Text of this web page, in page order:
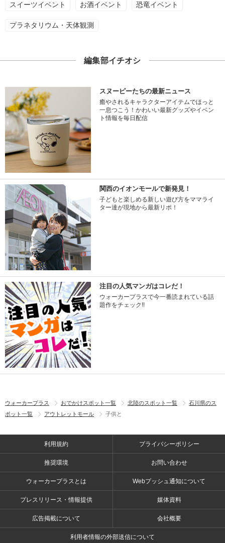
スイーツイベント お酒イベント 恐竜イベント
プラネタリウム・天体観測
編集部イチオシ
スヌーピーたちの最新ニュース
癒やされるキャラクターアイテムでほっと
一息つこう！かわいい最新グッズやイベン
ト情報を毎日配信
関西のイオンモールで新発見！
子どもと楽しめる新しい遊び方をママライ
ター達が現地から最新リポ！
注目の人気マンガはコレだ！
ウォーカープラスで今一番読まれている話
題作をチェック!!
ウォーカープラス おでかけスポット一覧 北陸のスポット一覧
石川県のス
ポット一覧
アウトレットモール 子供と
利用規約 プライバシーポリシー
推奨環境 お問い合わせ
ウォーカープラスとは Webプッシュ通知について
プレスリリース・情報提供 媒体資料
広告掲載について 会社概要
利用者情報の外部送信について